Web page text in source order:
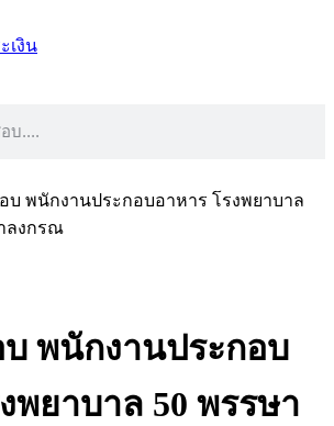
เงิน
บ พนักงานประกอบอาหาร โรงพยาบาล
ลงกรณ
พนักงานประกอบ
พยาบาล 50 พรรษา